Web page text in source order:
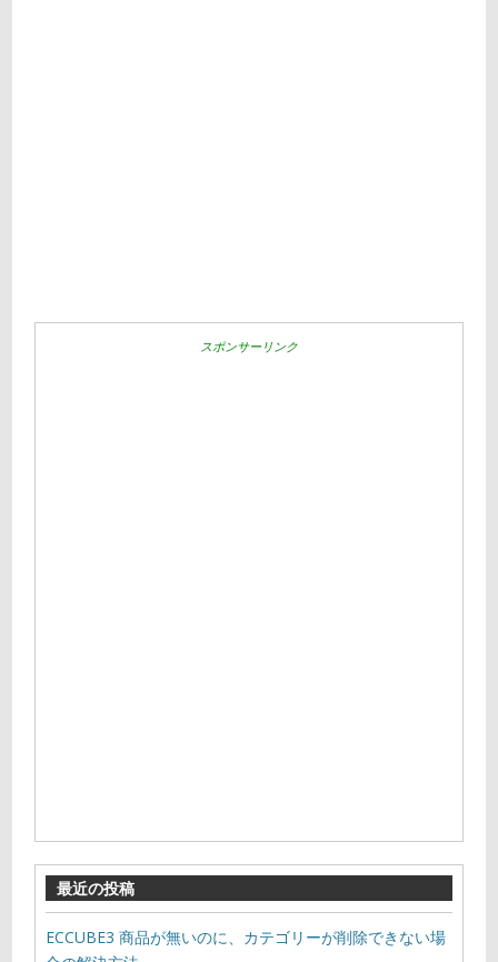
最近の投稿
ECCUBE3 商品が無いのに、カテゴリーが削除できない場